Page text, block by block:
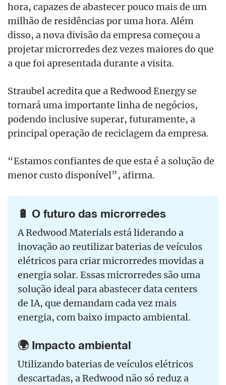
hora, capazes de abastecer pouco mais de um
milhão de residências por uma hora. Além
disso, a nova divisão da empresa começou a
projetar microrredes dez vezes maiores do que
a que foi apresentada durante a visita.
Straubel acredita que a Redwood Energy se
tornará uma importante linha de negócios,
podendo inclusive superar, futuramente, a
principal operação de reciclagem da empresa.
“Estamos confiantes de que esta é a solução de
menor custo disponível”, afirma.
🔋 O futuro das microrredes
A Redwood Materials está liderando a
inovação ao reutilizar baterias de veículos
elétricos para criar microrredes movidas a
energia solar. Essas microrredes são uma
solução ideal para abastecer data centers
de IA, que demandam cada vez mais
energia, com baixo impacto ambiental.
🌍 Impacto ambiental
Utilizando baterias de veículos elétricos
descartadas, a Redwood não só reduz a